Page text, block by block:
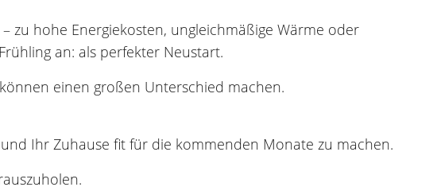
zu hohe Energiekosten, ungleichmäßige Wärme oder
an: als perfekter Neustart.
einen großen Unterschied machen.
Ihr Zuhause fit für die kommenden Monate zu machen.